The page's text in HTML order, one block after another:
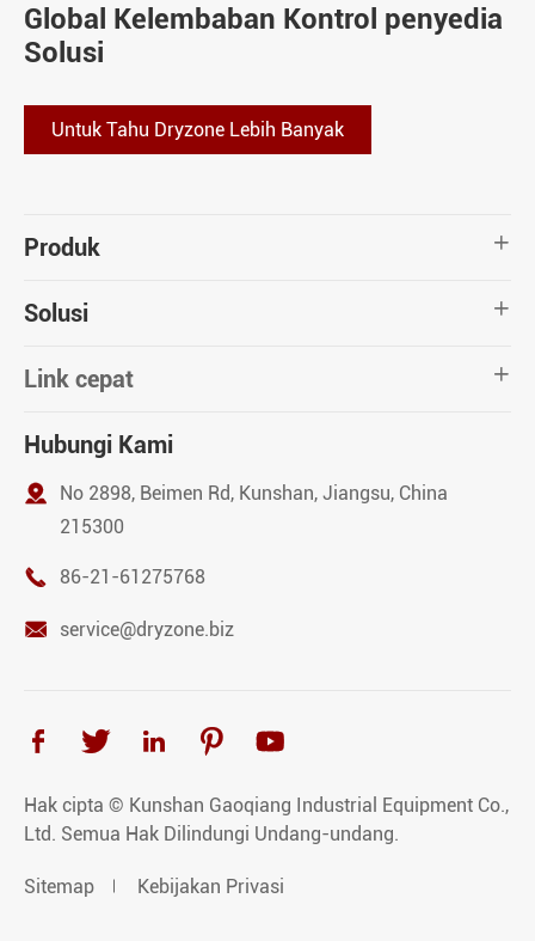
Global Kelembaban Kontrol penyedia
Solusi
Untuk Tahu Dryzone Lebih Banyak
Produk 
Solusi 
Link cepat 
Hubungi Kami

No 2898, Beimen Rd, Kunshan, Jiangsu, China
215300
 86-21-61275768
 service@dryzone.biz
    
Hak cipta © Kunshan Gaoqiang Industrial Equipment Co.,
Ltd. Semua Hak Dilindungi Undang-undang.
Sitemap Kebijakan Privasi